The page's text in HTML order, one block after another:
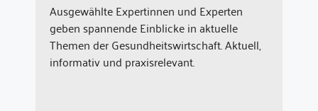
Ausgewählte Expertinnen und Experten
geben spannende Einblicke in aktuelle
Themen der Gesundheitswirtschaft. Aktuell,
informativ und praxisrelevant.